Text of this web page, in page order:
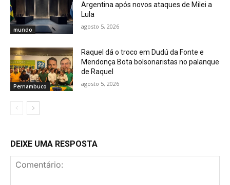
mundo
Argentina após novos ataques de Milei a
Lula
agosto 5, 2026
Pernambuco
Raquel dá o troco em Dudú da Fonte e
Mendonça Bota bolsonaristas no palanque
de Raquel
agosto 5, 2026
DEIXE UMA RESPOSTA